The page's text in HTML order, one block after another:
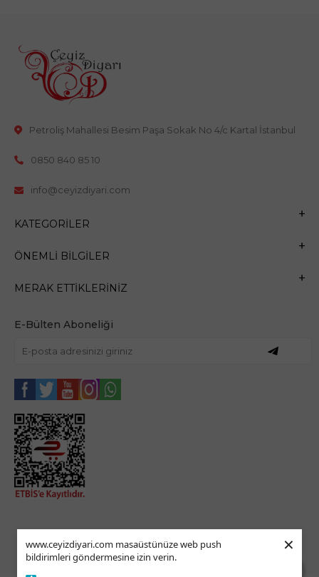
www.ceyizdiyari.com masaüstünüze web push
bildirimleri göndermesine izin verin.
×
Petroliş Mahallesi Besim Paşa Sokak No 4/c Kartal İstanbul
0850 840 85 10
info@ceyizdiyari.com
KATEGORILER
ÖNEMLI BILGILER
MERAK ETTIKLERINIZ
E-Bülten Aboneliği